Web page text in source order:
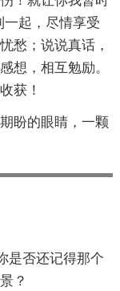
一起，尽情享受
愁；说说真话，
想，相互勉励。
获！
盼的眼睛，一颗
是否还记得那个
？